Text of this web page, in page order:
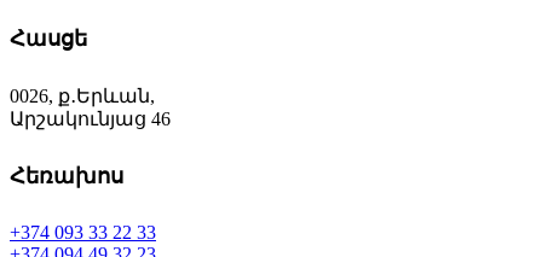
Հասցե
0026, ք․Երևան,
Արշակունյաց 46
Հեռախոս
+374 093 33 22 33